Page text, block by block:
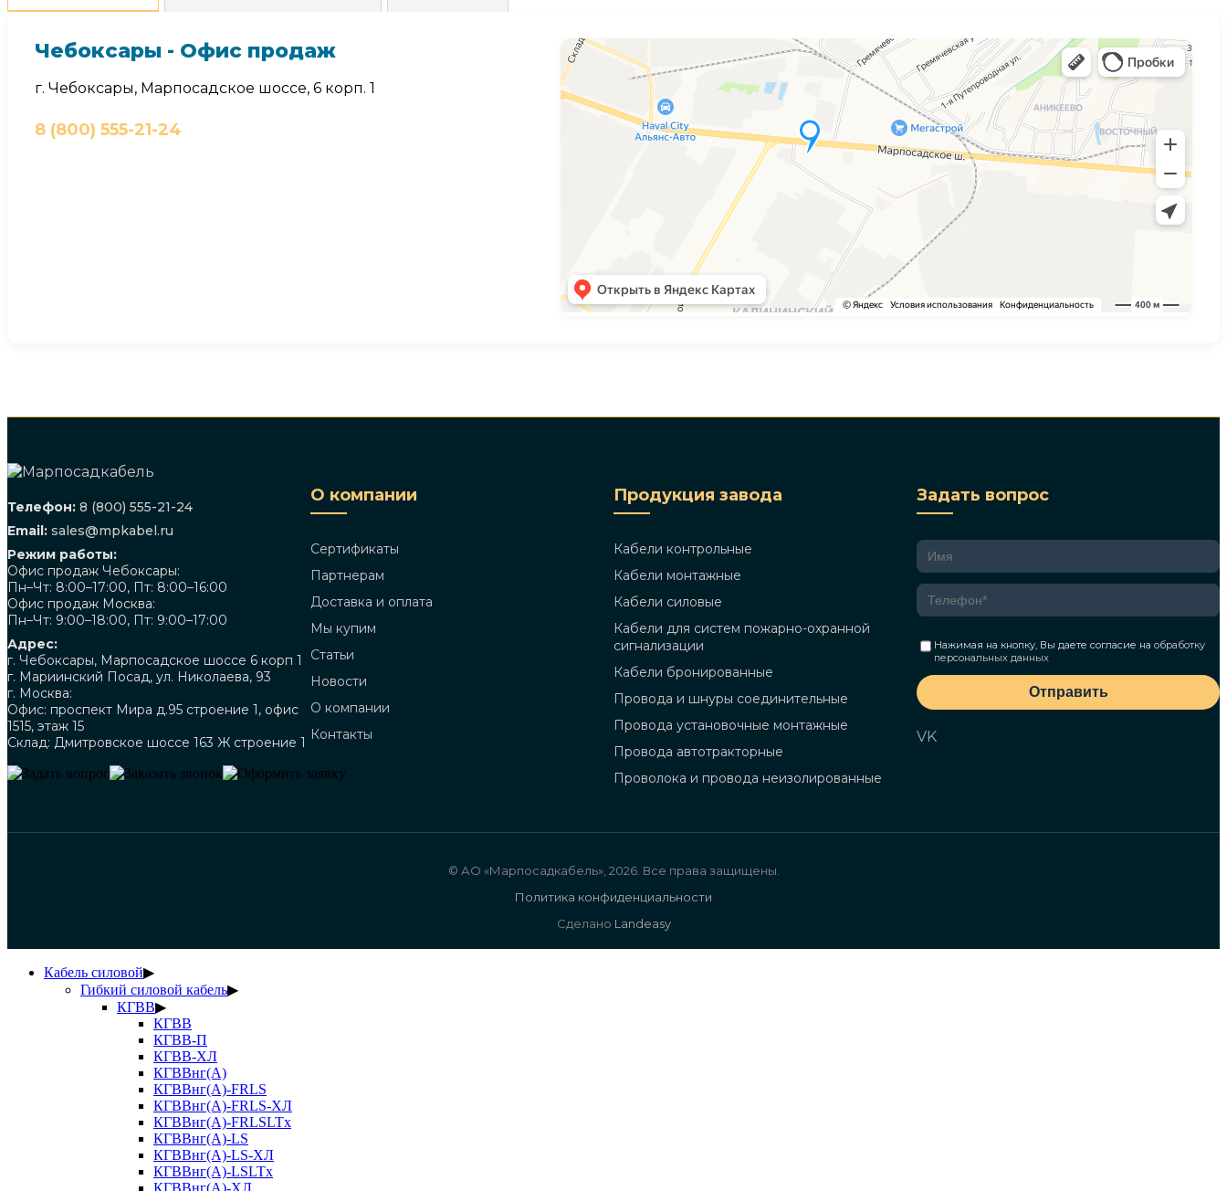
Чебоксары - Офис продаж
г. Чебоксары, Марпосадское шоссе, 6 корп. 1
8 (800) 555-21-24
Телефон: 8 (800) 555-21-24
Email: sales@mpkabel.ru
Режим работы:
Офис продаж Чебоксары:
Пн–Чт: 8:00–17:00, Пт: 8:00–16:00
Офис продаж Москва:
Пн–Чт: 9:00–18:00, Пт: 9:00–17:00
Адрес:
г. Чебоксары, Марпосадское шоссе 6 корп 1
г. Мариинский Посад, ул. Николаева, 93
г. Москва:
Офис: проспект Мира д.95 строение 1, офис
1515, этаж 15
Склад: Дмитровское шоссе 163 Ж строение 1
О компании
Сертификаты
Партнерам
Доставка и оплата
Мы купим
Статьи
Новости
О компании
Контакты
Продукция завода
Кабели контрольные
Кабели монтажные
Кабели силовые
Кабели для систем пожарно-охранной
сигнализации
Кабели бронированные
Провода и шнуры соединительные
Провода установочные монтажные
Провода автотракторные
Проволока и провода неизолированные
Задать вопрос
Нажимая на кнопку, Вы даете согласие на обработку
персональных данных
Отправить
VK
© АО «Марпосадкабель», 2026. Все права защищены.
Политика конфиденциальности
Сделано Landeasy
Кабель силовой▶
Гибкий силовой кабель▶
КГВВ▶
КГВВ
КГВВ-П
КГВВ-ХЛ
КГВВнг(А)
КГВВнг(А)-FRLS
КГВВнг(А)-FRLS-ХЛ
КГВВнг(А)-FRLSLTx
КГВВнг(А)-LS
КГВВнг(А)-LS-ХЛ
КГВВнг(А)-LSLTx
КГВВнг(А)-ХЛ